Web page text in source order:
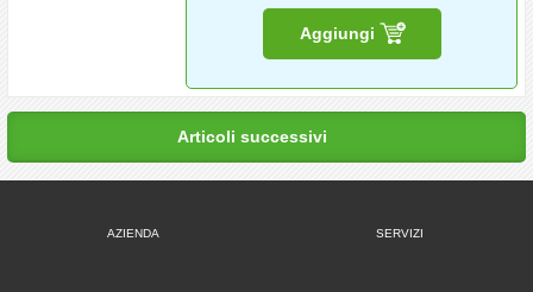
Aggiungi
Articoli successivi
AZIENDA SERVIZI